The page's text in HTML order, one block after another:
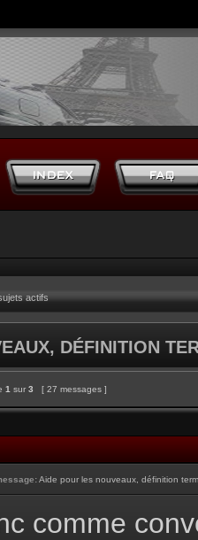
actifs
DÉFINITION
1 sur 3 [ 27 messages ]
Aide pour les nouveaux, définition
comme